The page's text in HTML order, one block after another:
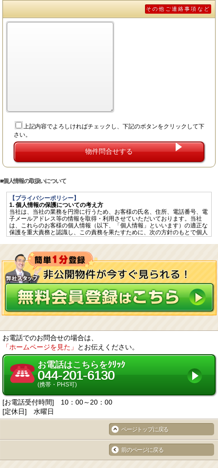
その他ご連絡事項など
上記内容でよろしければチェックし、下記のボタンをクリックして下
さい。
個人情報の取扱いについて
【プライバシーポリシー】
1. 個人情報の保護についての考え方
当社は、当社の業務を円滑に行うため、お客様の氏名、住所、電話番号、電
子メールアドレス等の情報を取得・利用させていただいております。当社
は、これらのお客様の個人情報（以下、「個人情報」といいます）の適正な
保護を重大責務と認識し、この責務を果たすために、次の方針のもとで個人
個人情報に適用される「個人情報の保護に関する法律」その他の関係法令を
遵守するとともに、一般に公正妥当と認められる個人情報の取扱いに関する
慣行に準拠し、適切に取り扱います。
個人情報の取扱いに関する規程を明確にし、従業者へ周知徹底します。ま
た、取引先等に対しても適切に個人情報を取り扱うように要請します。
個人情報の取得に際しては、利用目的を特定して通知又は公表し、その利用
目的に従って個人情報を取り扱います。
個人情報の漏洩、紛失、改ざん等を防止するため、必要な対策を講じて適切
な管理を行います。
保有する個人情報について、お客様本人からの開示、訂正、削除、利用停止
の依頼を所定の窓口でお受けして、誠意をもって対応します。
いを外部に委託することがあります。委託する場合には、適正な取扱いを確
保するための契約締結、実施状況の点検などを行います。
3. 第三者への開示・提供
当社は、「2. 個人情報の預託」に記載した外部委託先への提供の場合及び以
下のいずれかに該当する場合を除き、個人情報を第三者へ開示又は提供しま
せん。
お客様ご本人の同意がある場合
統計的なデータなど本人を識別することができない状態で開示・提供する場
法令に基づき開示・提供を求められた場合
人の生命、身体又は財産の保護のために必要な場合であって、お客様の同意
を得ることが困難である場合
国又は地方公共団体等が公的な事務を実施するうえで、協力する必要がある
場合であって、お客様の同意を得ることにより当該事務の遂行に支障を及ぼ
次項4. に掲げる者に対して提供する場合
当社は、下記の会社との間で個人データを共同利用いたします。
お電話でのお問合せの場合は、
「ホームページを見た」
とお伝えください。
お電話はこちらをｸﾘｯｸ
044-201-6130
(携帯・PHS可)
[お電話受付時間] 10：00～20：00
[定休日] 水曜日
ページトップに戻る
前のページに戻る